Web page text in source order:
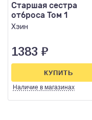
Старшая сестра
отброса Том 1
Хэин
1383 ₽
Наличие в магазинах
КУПИТЬ